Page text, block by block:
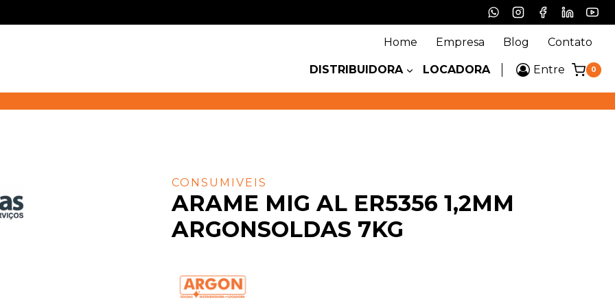
Home Empresa Blog Contato
DISTRIBUIDORA LOCADORA Entre 0
CONSUMIVEIS
ARAME MIG AL ER5356 1,2MM
ARGONSOLDAS 7KG